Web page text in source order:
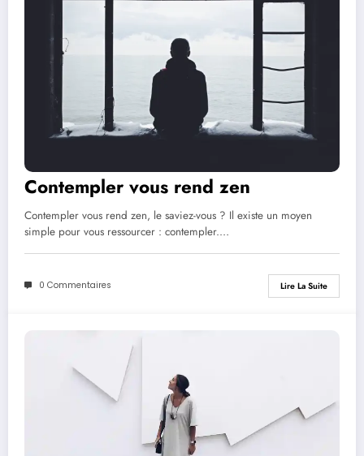
Contempler vous rend zen
Contempler vous rend zen, le saviez-vous ? Il existe un moyen
simple pour vous ressourcer : contempler.…
0 Commentaires Lire La Suite